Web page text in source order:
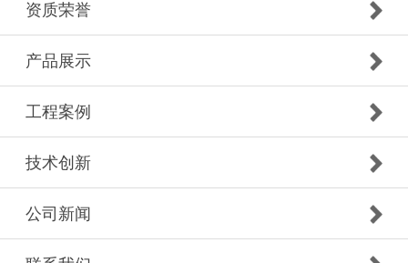
资质荣誉
产品展示
工程案例
技术创新
公司新闻